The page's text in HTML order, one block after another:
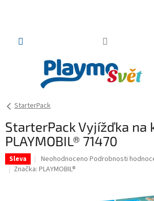
StarterPack
StarterPack Vyjížďka na
PLAYMOBIL® 71470
Sleva
Průměrné
hodnocení
Neohodnoceno Podrobnosti
Značka: PLAYMOBIL®